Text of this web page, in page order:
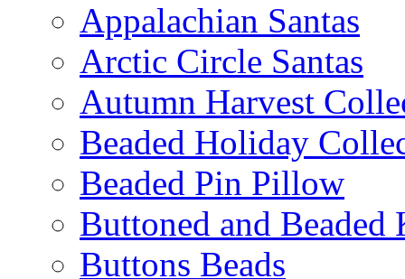
Appalachian Santas
Arctic Circle Santas
Autumn Harvest
Beaded Holiday
Beaded Pin Pillow
Buttoned and Beaded
Buttons Beads